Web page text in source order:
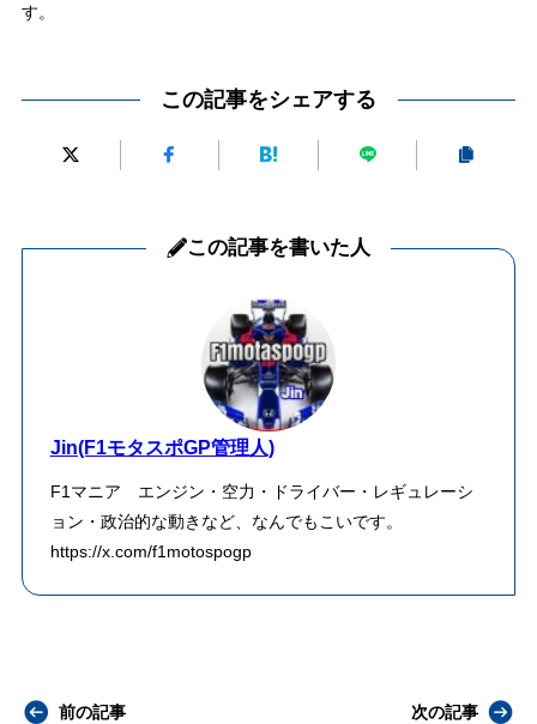
す。
この記事をシェアする
この記事を書いた人
Jin(F1モタスポGP管理人)
F1マニア エンジン・空力・ドライバー・レギュレーシ
ョン・政治的な動きなど、なんでもこいです。
https://x.com/f1motospogp
前の記事 次の記事